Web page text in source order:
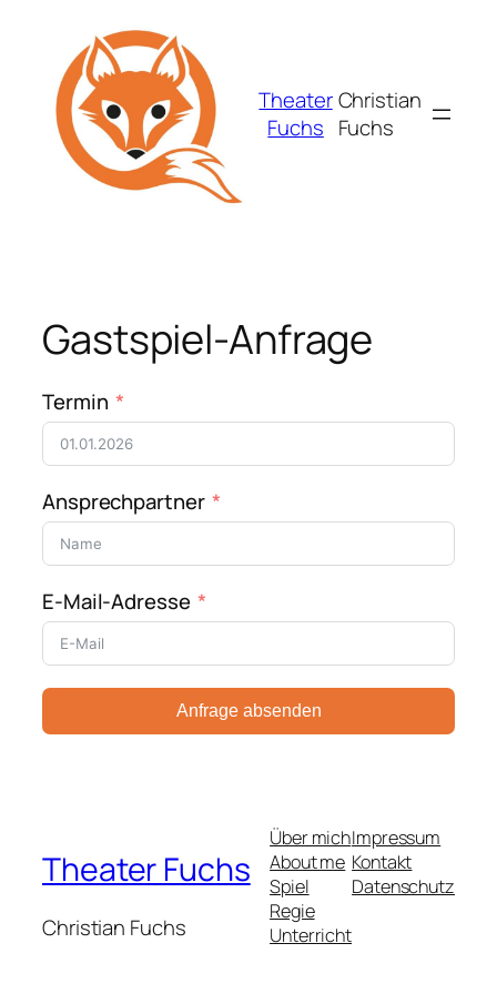
springen
Theater
Fuchs
Christian
Fuchs
Gastspiel-Anfrage
Termin
Ansprechpartner
E-Mail-Adresse
Anfrage absenden
Theater Fuchs
Christian Fuchs
Über mich
About me
Spiel
Regie
Unterricht
Impressum
Kontakt
Datenschutz